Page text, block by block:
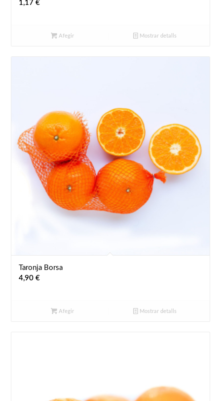
1,17€
Afegir Mostrar detalls
Taronja Borsa
4,90€
Afegir Mostrar detalls